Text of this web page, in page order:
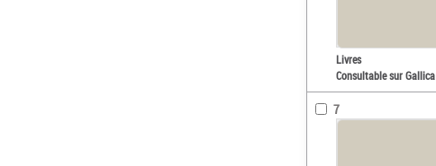
Livres
Consultable sur Gallica
7